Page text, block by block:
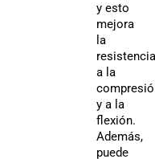
y esto
mejora
la
resistencia
a la
y a la
flexión.
Además,
puede